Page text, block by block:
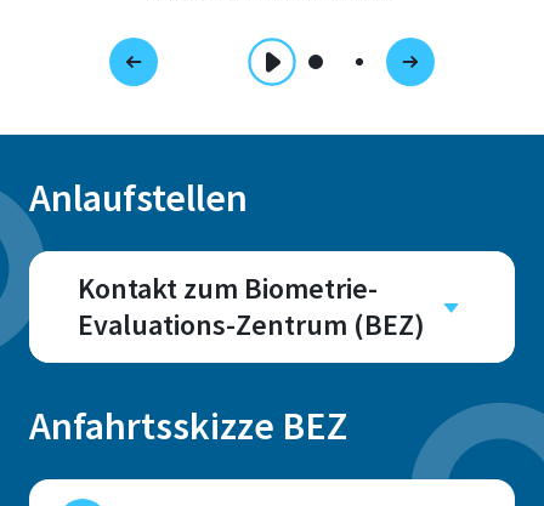
Anlaufstellen
Kontakt zum Biometrie-
Evaluations-Zentrum (BEZ)
Sankt Augustin
Raum
H100 - H114
Anfahrtsskizze BEZ